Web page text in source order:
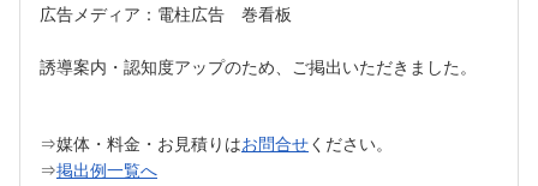
広告メディア：電柱広告 巻看板
誘導案内・認知度アップのため、ご掲出いただきました。
⇒媒体・料金・お見積りはお問合せください。
⇒掲出例一覧へ